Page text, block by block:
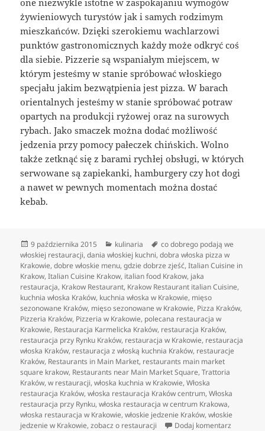
żywieniowych turystów jak i samych rodzimym
mieszkańców. Dzięki szerokiemu wachlarzowi
punktów gastronomicznych każdy może odkryć coś
dla siebie. Pizzerie są wspaniałym miejscem, w
którym jesteśmy w stanie spróbować włoskiego
specjału jakim bezwątpienia jest pizza. W barach
orientalnych jesteśmy w stanie spróbować potraw
opartych na produkcji ryżowej oraz na surowych
rybach. Jako smaczek można dodać możliwość
jedzenia przy pomocy pałeczek chińskich. Wolno
także zetknąć się z barami rychłej obsługi, w których
serwowane są zapiekanki, hamburgery czy hot dogi
a nawet w pewnych momentach można dostać
kebab.
Data
publikacji
9 października 2015 Kategorie
kulinaria Tagi
co dobrego podają we
włoskiej restauracji,dania włoskiej kuchni,dobra włoska pizza w
Krakowie,dobre włoskie menu,gdzie dobrze zjeść,Italian Cuisine in
Krakow,Italian Cuisine Krakow, italian food Krakow, jaka
restauracja, Krakow Restaurant, Krakow Restaurant italian Cuisine,
kuchnia włoska Kraków, kuchnia włoska w Krakowie, mięso
sezonowane Kraków, mięso sezonowane w Krakowie, Pizza Kraków,
Pizzeria Kraków, Pizzeria w Krakowie, polecana restauracja w
Krakowie, Restauracja Karmelicka Kraków, restauracja Kraków,
restauracja przy Rynku Kraków, restauracja w Krakowie, restauracja
włoska Kraków, restauracja z włoską kuchnia Kraków, restauracje
Kraków, Restaurants in Main Market, restaurants main market
square krakow, Restaurants near Main Market Square,Trattoria
Kraków,w restauracji,włoska kuchnia w Krakowie,Włoska
restauracja Kraków,włoska restauracja Kraków centrum,Włoska
restauracja przy Rynku,włoska restauracja w centrum Krakowa,
włoska restauracja w Krakowie,włoskie jedzenie Kraków,włoskie
jedzenie w Krakowie,zobacz o restauracji Dodaj komentarz